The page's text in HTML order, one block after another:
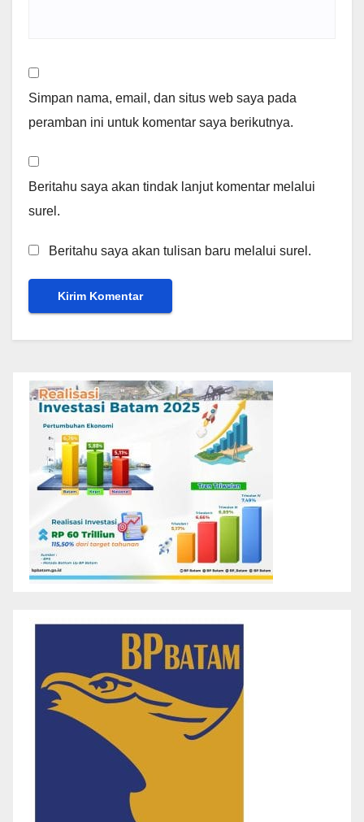
Simpan nama, email, dan situs web saya pada
peramban ini untuk komentar saya berikutnya.
Beritahu saya akan tindak lanjut komentar melalui
surel.
Beritahu saya akan tulisan baru melalui surel.